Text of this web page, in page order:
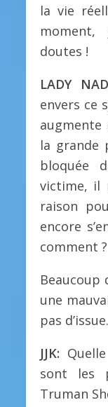
la vie
moment,
doutes !
LADY
envers ce
augmente
la grande
bloquée
victime, il
raison
encore
comment ?
Beaucoup
une
pas d’issue.
JJK:
sont les
Truman